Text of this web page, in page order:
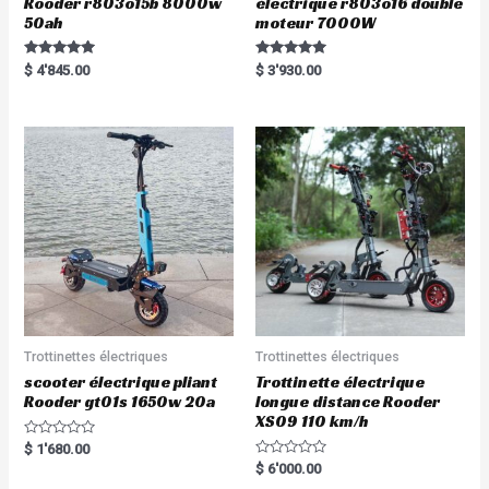
50ah
Rated
5.00
$ 4'845.00
moteur 7000W
Rated
5.00
$ 3'930.00
Trottinettes électriques
scooter électrique pliant
Rooder gt01s 1650w 20a
R
a
$ 1'680.00
Trottinettes électriques
Trottinette électrique
longue distance Rooder
XS09 110 km/h
R
a
$ 6'000.00